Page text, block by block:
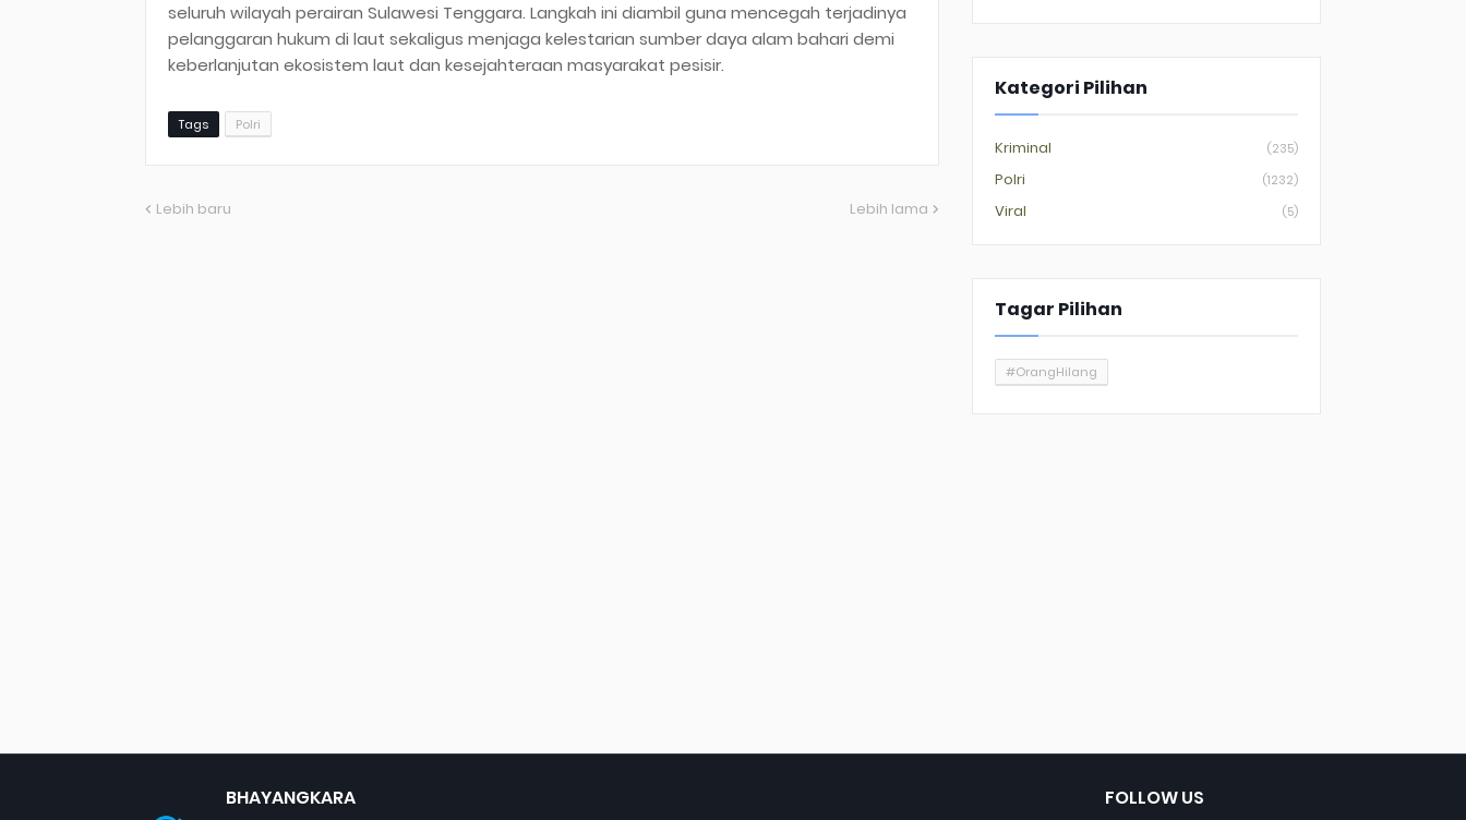
seluruh wilayah perairan Sulawesi Tenggara. Langkah ini diambil guna mencegah terjadinya
pelanggaran hukum di laut sekaligus menjaga kelestarian sumber daya alam bahari demi
keberlanjutan ekosistem laut dan kesejahteraan masyarakat pesisir.
Tags Polri
Lebih baru Lebih lama
Kategori Pilihan
Kriminal (235)
Polri (1232)
Viral (5)
Tagar Pilihan
#OrangHilang
BHAYANGKARA FOLLOW US